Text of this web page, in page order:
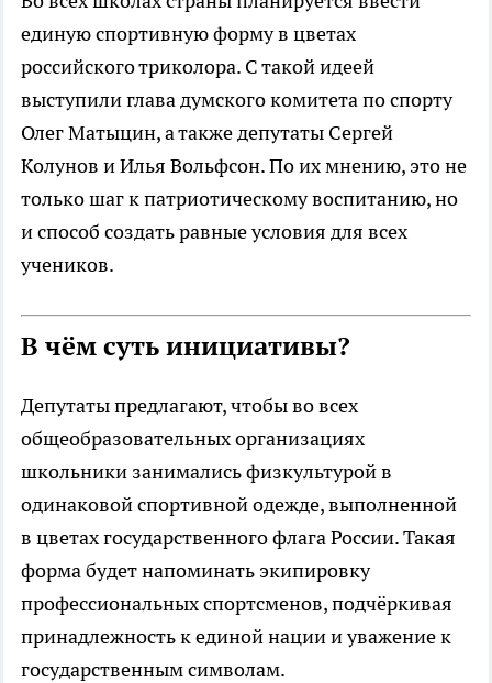
единую спортивную форму в цветах
российского триколора. С такой идеей
выступили глава думского комитета по спорту
Олег Матыцин, а также депутаты Сергей
Колунов и Илья Вольфсон. По их мнению, это не
только шаг к патриотическому воспитанию, но
и способ создать равные условия для всех
учеников.
В чём суть инициативы?
Депутаты предлагают, чтобы во всех
общеобразовательных организациях
школьники занимались физкультурой в
одинаковой спортивной одежде, выполненной
в цветах государственного флага России. Такая
форма будет напоминать экипировку
профессиональных спортсменов, подчёркивая
принадлежность к единой нации и уважение к
государственным символам.